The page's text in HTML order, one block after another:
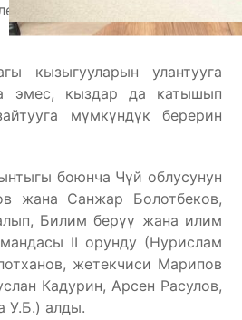
жана өлкөнүн өнүгүүсү
кызыгууларын улантууга
эмес, кыздар да катышып
мүмкүндүк берерин
боюнча Чүй облусунун
жана Санжар Болотбеков,
Билим берүү жана илим
II орунду (Нурислам
жетекчиси Марипов
Кадурин, Арсен Расулов,
У.Б.) алды.